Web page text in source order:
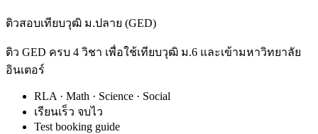
ติวสอบเทียบวุฒิ ม.ปลาย (GED)
ติว GED ครบ 4 วิชา เพื่อใช้เทียบวุฒิ ม.6 และเข้ามหาวิทยาลัย
อินเตอร์
RLA · Math · Science · Social
เรียนเร็ว จบไว
Test booking guide